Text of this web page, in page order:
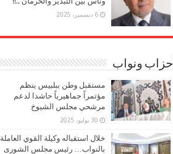
6 ديسمبر، 2025
أحزاب ونواب
مستقبل وطن ببلبيس ينظم
مؤتمراً جماهيرياً حاشدا لدعم
مرشحي مجلس الشيوخ
30 يوليو، 2025
خلال استقباله وكيلة القوي العاملة
بالنواب… رئيس مجلس الشورى